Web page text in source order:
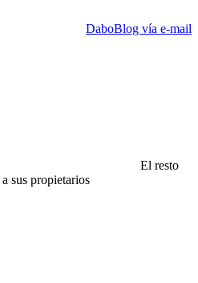
DaboBlog vía e-mail
El resto
sus propietarios